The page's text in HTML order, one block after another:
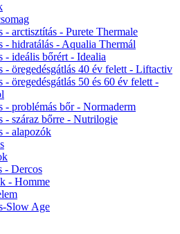
- arctisztítás - Purete Thermale
- hidratálás - Aqualia Thermál
- ideális bőrért - Idealia
- öregedésgátlás 40 év felett - Liftactiv
- öregedésgátlás 50 és 60 év felett -
- problémás bőr - Normaderm
- száraz bőrre - Nutrilogie
- alapozók
- Dercos
- Homme
Slow Age